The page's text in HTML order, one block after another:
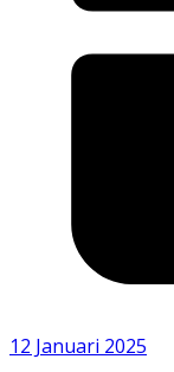
12 Januari 2025